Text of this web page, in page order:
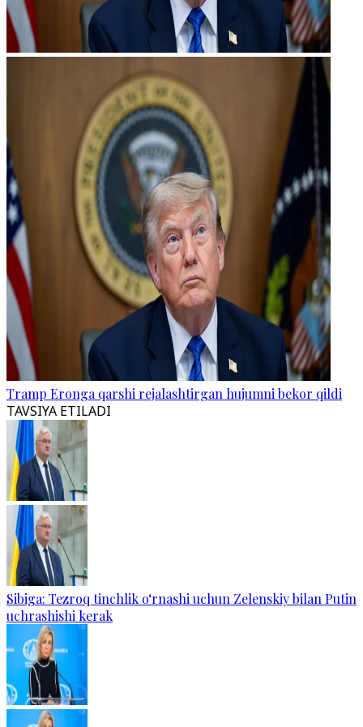
Tramp Eronga qarshi rejalashtirgan hujumni bekor qildi
TAVSIYA ETILADI
Sibiga: Tezroq tinchlik o‘rnashi uchun Zelenskiy bilan Putin
uchrashishi kerak